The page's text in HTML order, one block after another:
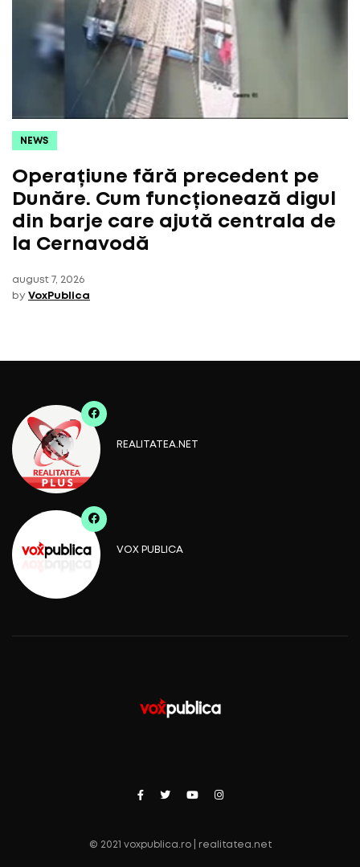
NEWS
Operațiune fără precedent pe
Dunăre. Cum funcționează digul
din barje care ajută centrala de
la Cernavodă
august 7, 2026
by VoxPublica
REALITATEA.NET
VOX PUBLICA
© 2021 voxpublica.ro | realitatea.net